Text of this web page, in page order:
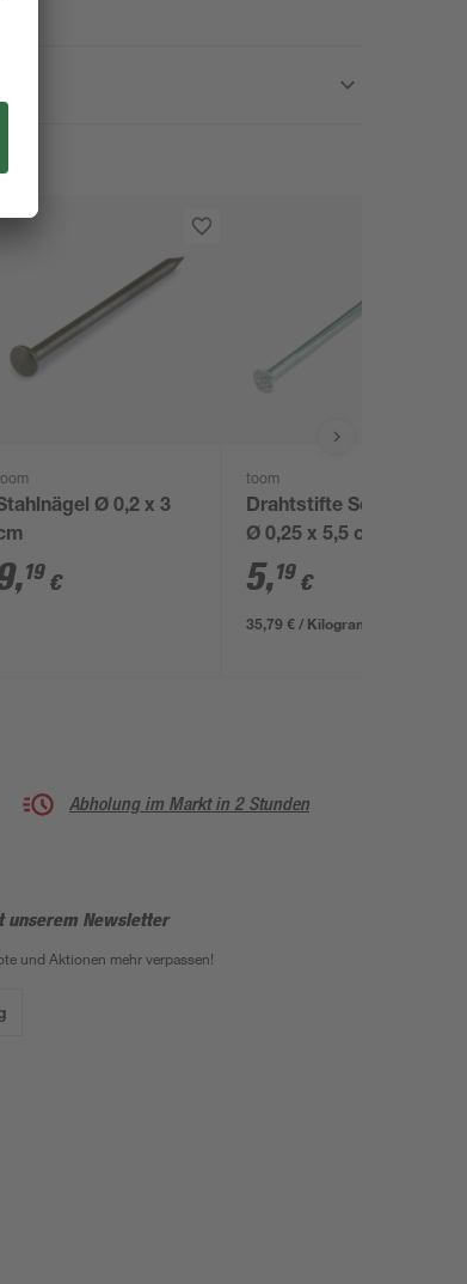
Ø 0,2 x 3
,19 €
toom
Drahtstifte Senkkopf
Ø 0,25 x 5,5 cm
5,19 €
35,79 € / Kilogramm
Abholung im Markt in 2 Stunden
unserem Newsletter
und Aktionen mehr verpassen!